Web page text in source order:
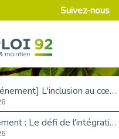
Suivez-nous
[Retour sur événement] L'inclusion au cœur de la Place de l'Emploi à La Défense !
Travailler autrement : Le défi de l'intégration des maladies chroniques en entreprise